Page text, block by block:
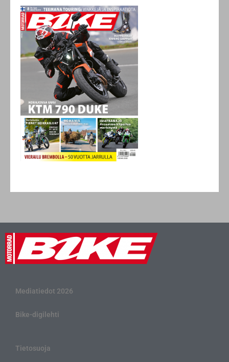
Mediatiedot 2026
Bike-digilehti
Tietosuoja